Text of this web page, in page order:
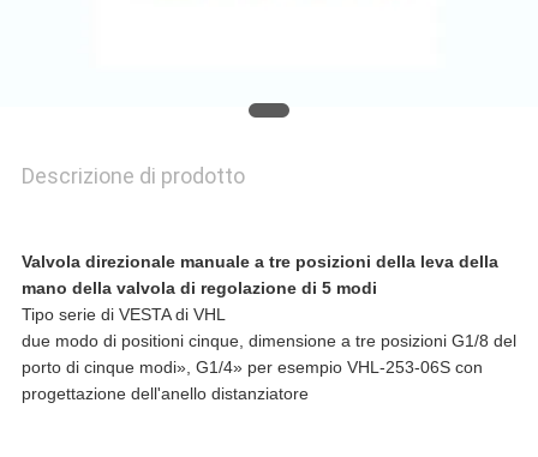
Descrizione di prodotto
Valvola direzionale manuale a tre posizioni della leva della
mano della valvola di regolazione di 5 modi
Tipo serie di VESTA di VHL
due modo di positioni cinque, dimensione a tre posizioni G1/8 del
porto di cinque modi», G1/4» per esempio VHL-253-06S con
progettazione dell'anello distanziatore